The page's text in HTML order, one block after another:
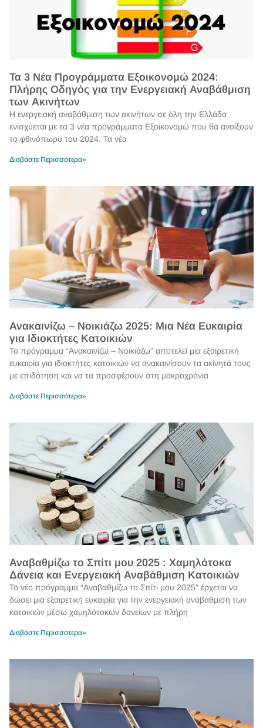
Τα 3 Νέα Προγράμματα Εξοικονομώ 2024:
Πλήρης Οδηγός για την Ενεργειακή Αναβάθμιση
των Ακινήτων
Η ενεργειακή αναβάθμιση των ακινήτων σε όλη την Ελλάδα
ενισχύεται με τα 3 νέα προγράμματα Εξοικονομώ που θα ανοίξουν
το φθινόπωρο του 2024. Τα νέα
Διαβάστε Περισσότερα»
Ανακαινίζω – Νοικιάζω 2025: Μια Νέα Ευκαιρία
για Ιδιοκτήτες Κατοικιών
Το πρόγραμμα “Ανακαινίζω – Νοικιάζω” αποτελεί μια εξαιρετική
ευκαιρία για ιδιοκτήτες κατοικιών να ανακαινίσουν τα ακίνητά τους
με επιδότηση και να τα προσφέρουν στη μακροχρόνια
Διαβάστε Περισσότερα»
Αναβαθμίζω το Σπίτι μου 2025 : Χαμηλότοκα
Δάνεια και Ενεργειακή Αναβάθμιση Κατοικιών
Το νέο πρόγραμμα “Αναβαθμίζω το Σπίτι μου 2025” έρχεται να
δώσει μια εξαιρετική ευκαιρία για την ενεργειακή αναβάθμιση των
κατοικιών μέσω χαμηλότοκων δανείων με πλήρη
Διαβάστε Περισσότερα»